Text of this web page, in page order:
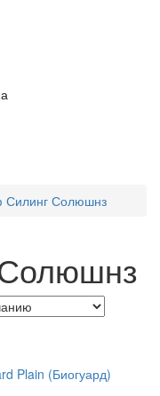
Силинг Солюшнз